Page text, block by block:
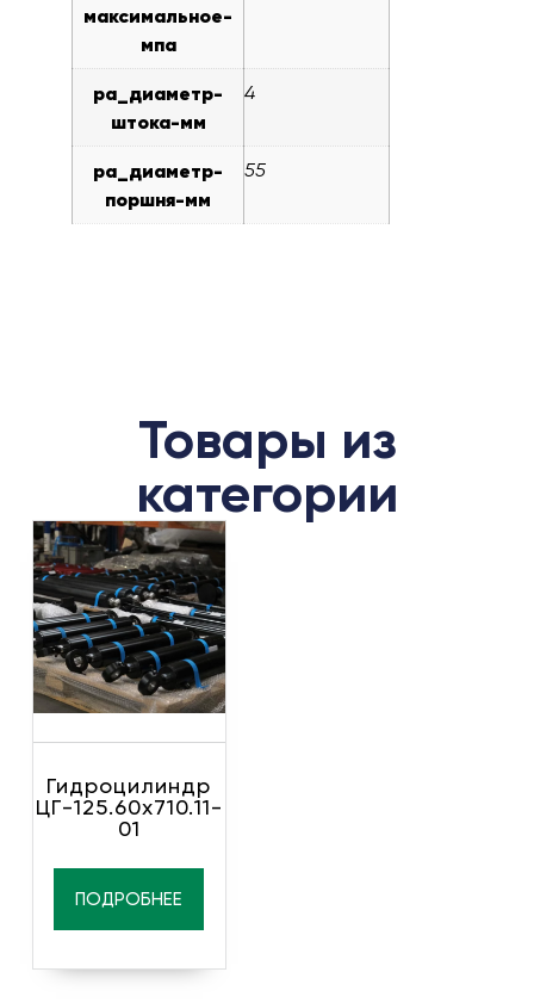
максимальное-
мпа
pa_диаметр-
штока-мм
4
pa_диаметр-
поршня-мм
55
Товары из
категории
Гидроцилиндр
ЦГ-125.60х710.11-
01
ПОДРОБНЕЕ